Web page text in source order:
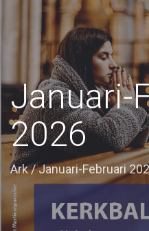
Januari-
2026
Ark/Januari-Februari